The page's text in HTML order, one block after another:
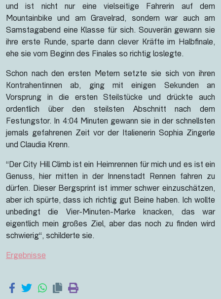
und ist nicht nur eine vielseitige Fahrerin auf dem
Mountainbike und am Gravelrad, sondern war auch am
Samstagabend eine Klasse für sich. Souverän gewann sie
ihre erste Runde, sparte dann clever Kräfte im Halbfinale,
ehe sie vom Beginn des Finales so richtig loslegte.
Schon nach den ersten Metern setzte sie sich von ihren
Kontrahentinnen ab, ging mit einigen Sekunden an
Vorsprung in die ersten Steilstücke und drückte auch
ordentlich über den steilsten Abschnitt nach dem
Festungstor. In 4:04 Minuten gewann sie in der schnellsten
jemals gefahrenen Zeit vor der Italienerin Sophia Zingerle
und Claudia Krenn.
“Der City Hill Climb ist ein Heimrennen für mich und es ist ein
Genuss, hier mitten in der Innenstadt Rennen fahren zu
dürfen. Dieser Bergsprint ist immer schwer einzuschätzen,
aber ich spürte, dass ich richtig gut Beine haben. Ich wollte
unbedingt die Vier-Minuten-Marke knacken, das war
eigentlich mein großes Ziel, aber das noch zu finden wird
schwierig“, schilderte sie.
Ergebnisse